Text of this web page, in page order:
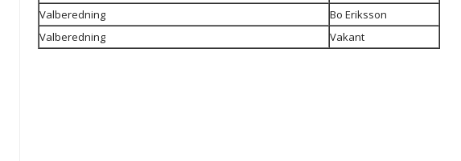
Valberedning
Bo Eriksson
Valberedning
Vakant